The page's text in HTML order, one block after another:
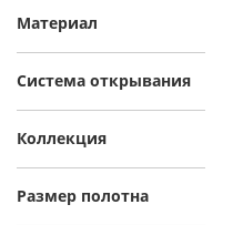
Материал
Система открывания
Коллекция
Размер полотна